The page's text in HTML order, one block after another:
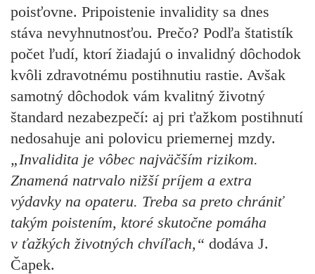
poisťovne. Pripoistenie invalidity sa dnes
stáva nevyhnutnosťou. Prečo? Podľa štatistík
počet ľudí, ktorí žiadajú o invalidný dôchodok
kvôli zdravotnému postihnutiu rastie. Avšak
samotný dôchodok vám kvalitný životný
štandard nezabezpečí: aj pri ťažkom postihnutí
nedosahuje ani polovicu priemernej mzdy.
„Invalidita je vôbec najväčším rizikom.
Znamená natrvalo nižší príjem a extra
výdavky na opateru. Treba sa preto chrániť
takým poistením, ktoré skutočne pomáha
v ťažkých životných chvíľach,“ dodáva J.
Čapek.